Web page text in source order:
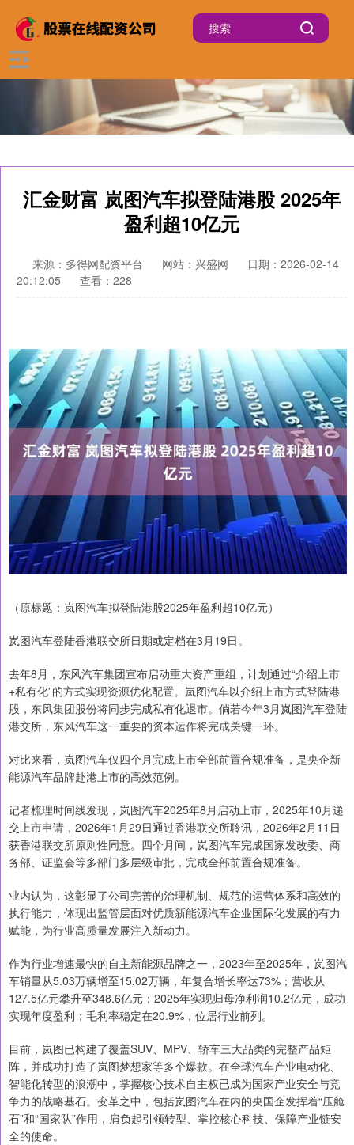
汇金财富 岚图汽车拟登陆港股 2025年
盈利超10亿元
来源：多得网配资平台 网站：兴盛网
日期：2026-02-14
20:12:05
查看：228
（原标题：岚图汽车拟登陆港股2025年盈利超10亿元）
岚图汽车登陆香港联交所日期或定档在3月19日。
去年8月，东风汽车集团宣布启动重大资产重组，计划通过“介绍上市
+私有化”的方式实现资源优化配置。岚图汽车以介绍上市方式登陆港
股，东风集团股份将同步完成私有化退市。倘若今年3月岚图汽车登陆
港交所，东风汽车这一重要的资本运作将完成关键一环。
对比来看，岚图汽车仅四个月完成上市全部前置合规准备，是央企新
能源汽车品牌赴港上市的高效范例。
记者梳理时间线发现，岚图汽车2025年8月启动上市，2025年10月递
交上市申请，2026年1月29日通过香港联交所聆讯，2026年2月11日
获香港联交所原则性同意。四个月间，岚图汽车完成国家发改委、商
务部、证监会等多部门多层级审批，完成全部前置合规准备。
业内认为，这彰显了公司完善的治理机制、规范的运营体系和高效的
执行能力，体现出监管层面对优质新能源汽车企业国际化发展的有力
赋能，为行业高质量发展注入新动力。
作为行业增速最快的自主新能源品牌之一，2023年至2025年，岚图汽
车销量从5.03万辆增至15.02万辆，年复合增长率达73%；营收从
127.5亿元攀升至348.6亿元；2025年实现归母净利润10.2亿元，成功
实现年度盈利；毛利率稳定在20.9%，位居行业前列。
目前，岚图已构建了覆盖SUV、MPV、轿车三大品类的完整产品矩
阵，并成功打造了岚图梦想家等多个爆款。在全球汽车产业电动化、
智能化转型的浪潮中，掌握核心技术自主权已成为国家产业安全与竞
争力的战略基石。变革之中，包括岚图汽车在内的央国企发挥着“压舱
石”和“国家队”作用，肩负起引领转型、掌控核心科技、保障产业链安
全的使命。